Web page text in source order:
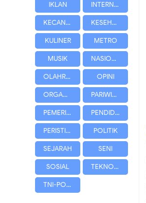
IKLAN INTERNASIONAL
KECANTIKAN KESEHATAN
KULINER METRO
MUSIK NASIONAL
OLAHRAGA OPINI
ORGANISASI PARIWISATA
PEMERINTAHAN PENDIDIKAN
PERISTIWA POLITIK
SEJARAH SENI
SOSIAL TEKNOLOGI
TNI-POLRI